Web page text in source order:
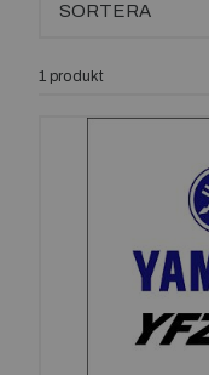
SORTERA
1 produkt